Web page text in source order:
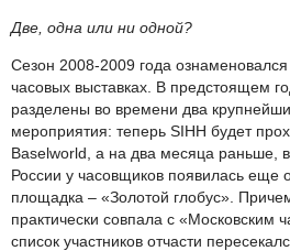
Две, одна или ни одной?
Сезон 2008-2009 года
часовых выставках. В предстоящем
разделены во времени два
мероприятия: теперь SIHH будет
Baselworld, а на два месяца раньше,
России у часовщиков появилась еще
площадка – «Золотой глобус».
практически совпала с «Московским
список участников отчасти